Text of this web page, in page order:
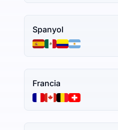
Spanyol
Francia